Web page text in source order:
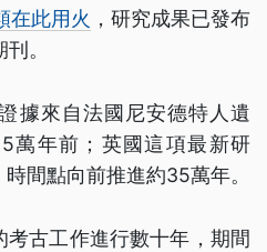
在此用火 ，研究成果已發布
。
據來自法國尼安德特人遺
萬年前；英國這項最新研
間點向前推進約35萬年。
古工作進行數十年，期間